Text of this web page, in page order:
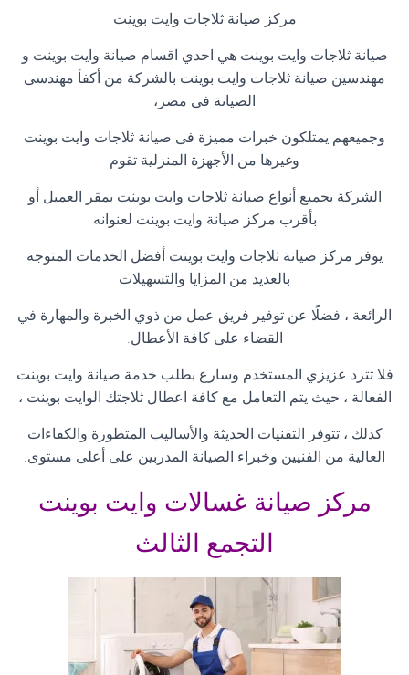
مركز صيانة ثلاجات وايت بوينت
صيانة ثلاجات وايت بوينت هي احدي اقسام صيانة وايت بوينت و
مهندسين صيانة ثلاجات وايت بوينت بالشركة من أكفأ مهندسى
الصيانة فى مصر،
وجميعهم يمتلكون خبرات مميزة فى صيانة ثلاجات وايت بوينت
وغيرها من الأجهزة المنزلية تقوم
الشركة بجميع أنواع صيانة ثلاجات وايت بوينت بمقر العميل أو
بأقرب مركز صيانة وايت بوينت لعنوانه
يوفر مركز صيانة ثلاجات وايت بوينت أفضل الخدمات المتوجه
بالعديد من المزايا والتسهيلات
الرائعة ، فضلًا عن توفير فريق عمل من ذوي الخبرة والمهارة في
القضاء على كافة الأعطال.
فلا تترد عزيزي المستخدم وسارع بطلب خدمة صيانة وايت بوينت
الفعالة ، حيث يتم التعامل مع كافة اعطال ثلاجتك الوايت بوينت ،
كذلك ، تتوفر التقنيات الحديثة والأساليب المتطورة والكفاءات
العالية من الفنيين وخبراء الصيانة المدربين على أعلى مستوى.
مركز صيانة غسالات وايت بوينت
التجمع الثالث